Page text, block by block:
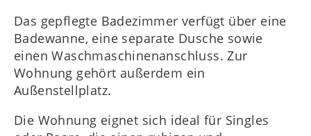
Das gepflegte Badezimmer verfügt über eine
Badewanne, eine separate Dusche sowie
einen Waschmaschinenanschluss. Zur
Wohnung gehört außerdem ein
Außenstellplatz.
Die Wohnung eignet sich ideal für Singles